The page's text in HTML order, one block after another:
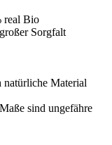
real Bio
Sorgfalt
natürliche Material
sind ungefähre